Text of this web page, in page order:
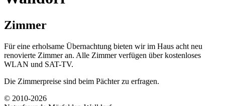
Zimmer
Für eine erholsame Übernachtung bieten wir im Haus acht neu
renovierte Zimmer an. Alle Zimmer verfügen über kostenloses
WLAN und SAT-TV.
Die Zimmerpreise sind beim Pächter zu erfragen.
© 2010-2026